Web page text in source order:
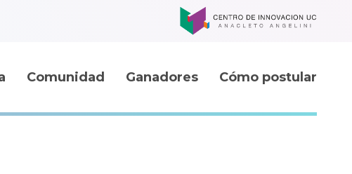
Comunidad Ganadores Cómo postular